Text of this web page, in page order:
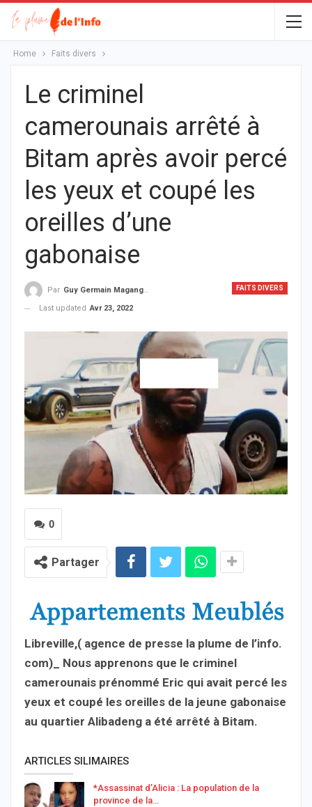
Home Faits divers
Le criminel
camerounais arrêté à
Bitam après avoir percé
les yeux et coupé les
oreilles d’une
gabonaise
FAITS DIVERS
Par Guy Germain Maganga Nziengui
Last updated Avr 23, 2022
0
Partager
Libreville,( agence de presse la plume de l’info.
com)_ Nous apprenons que le criminel
camerounais prénommé Eric qui avait percé les
yeux et coupé les oreilles de la jeune gabonaise
au quartier Alibadeng a été arrêté à Bitam.
ARTICLES SILIMAIRES
*Assassinat d’Alicia : La population de la
province de la…